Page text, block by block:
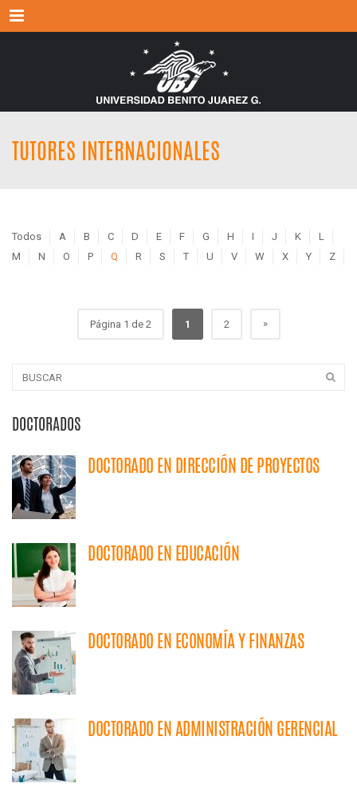
Menu
TUTORES INTERNACIONALES
Todos A B C D E F G H I J K
L
M
N O P Q R S T U V W X Y Z
Página 1 de 2 1 2 »
DOCTORADOS
DOCTORADO EN DIRECCIÓN DE PROYECTOS
DOCTORADO EN EDUCACIÓN
DOCTORADO EN ECONOMÍA Y FINANZAS
DOCTORADO EN ADMINISTRACIÓN GERENCIAL